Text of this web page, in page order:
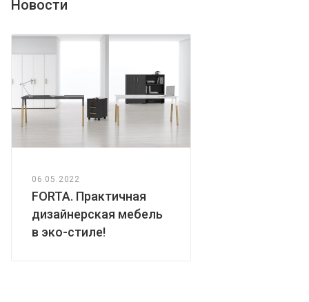
Новости
06.05.2022
FORTA. Практичная
дизайнерская мебель
в эко-стиле!